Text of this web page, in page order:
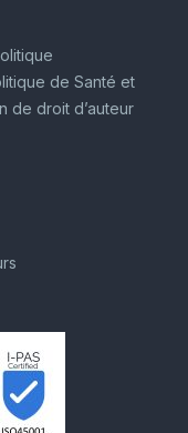
de Santé et
de droit d’auteur